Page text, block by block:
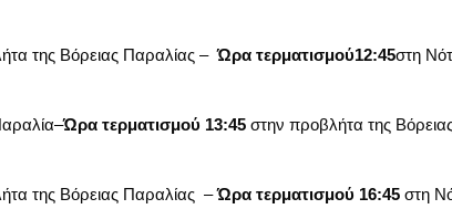
της Βόρειας Παραλίας –Ώρα τερματισμού12:45στη
Ώρα τερματισμού 13:45στην προβλήτα της
της Βόρειας Παραλίας –Ώρα τερματισμού 16:45στη